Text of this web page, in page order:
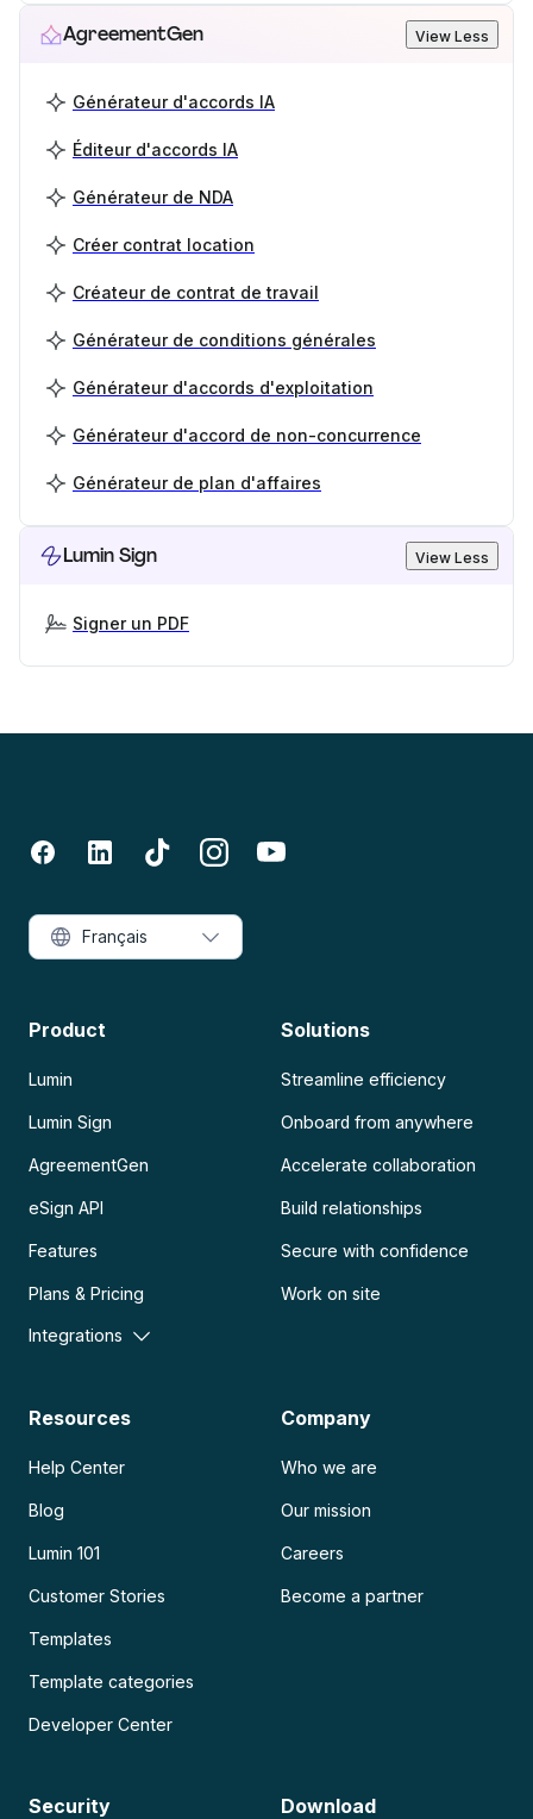
AgreementGen View Less
Générateur d'accords IA
Éditeur d'accords IA
Générateur de NDA
Créer contrat location
Créateur de contrat de travail
Générateur de conditions générales
Générateur d'accords d'exploitation
Générateur d'accord de non-concurrence
Générateur de plan d'affaires
Lumin Sign View Less
Signer un PDF
Product
Lumin
Lumin Sign
AgreementGen
eSign API
Features
Plans & Pricing
Integrations
Solutions
Streamline efficiency
Onboard from anywhere
Accelerate collaboration
Build relationships
Secure with confidence
Work on site
Resources
Help Center
Blog
Lumin 101
Customer Stories
Templates
Template categories
Developer Center
Company
Who we are
Our mission
Careers
Become a partner
Security Download
Français